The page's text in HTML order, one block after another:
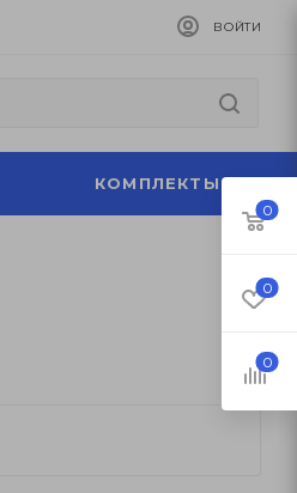
ВОЙТИ
КОМПЛЕКТЫ
0
0
0